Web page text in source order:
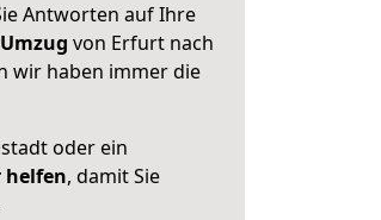
Antworten auf Ihre
von Erfurt nach
wir haben immer die
oder ein
, damit Sie